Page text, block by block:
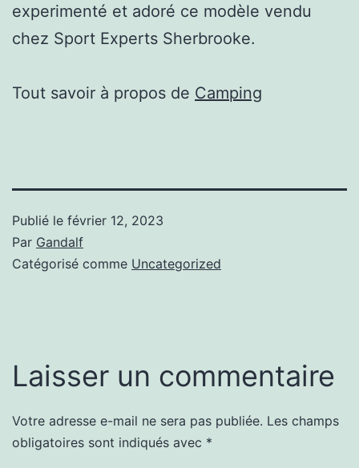
experimenté et adoré ce modèle vendu
chez Sport Experts Sherbrooke.
Tout savoir à propos de Camping
Publié le février 12, 2023
Par Gandalf
Catégorisé comme Uncategorized
Laisser un commentaire
Votre adresse e-mail ne sera pas publiée. Les champs
obligatoires sont indiqués avec *